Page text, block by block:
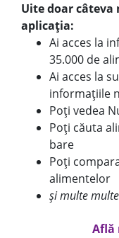
Uite doar câteva
aplicația:
Ai acces la
35.000 de
Ai acces la
informațiile
Poți vedea
Poți căuta
bare
Poți
alimentelor
și multe
Află